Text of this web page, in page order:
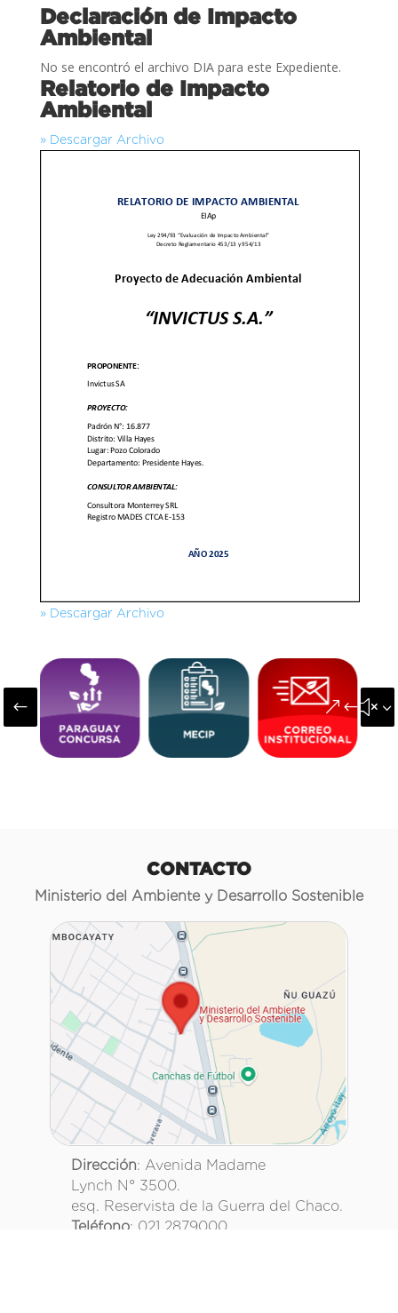
Declaración de Impacto
Ambiental
No se encontró el archivo DIA para este Expediente.
Relatorio de Impacto
Ambiental
» Descargar Archivo
» Descargar Archivo
#
CONTACTO
Ministerio del Ambiente y Desarrollo Sostenible
Dirección: Avenida Madame
Lynch N° 3500.
esq. Reservista de la Guerra del Chaco.
Teléfono: 021 2879000